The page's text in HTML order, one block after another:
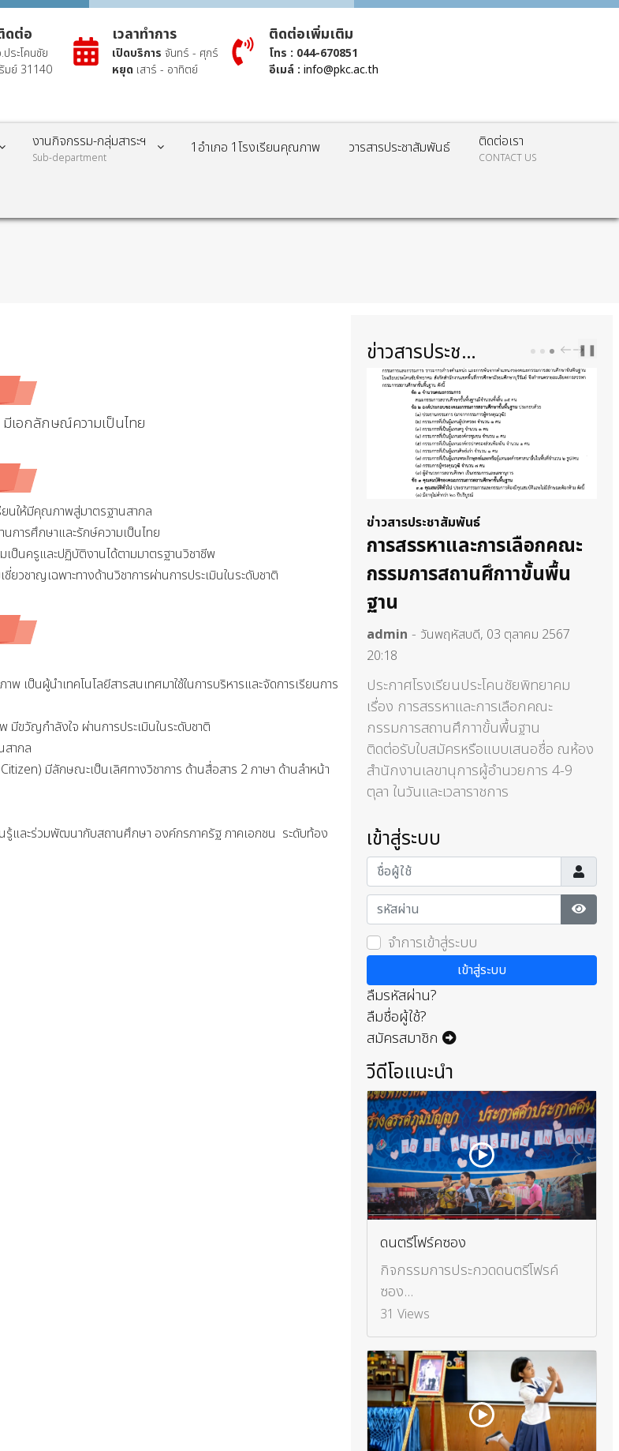
ดต่อ
ระโคนชัย
มย์ 31140
เวลาทำการ
เปิดบริการ จันทร์ - ศุกร์
หยุด เสาร์ - อาทิตย์
ติดต่อเพิ่มเติม
โทร : 044-670851
อีเมล์ : info@pkc.ac.th
งานกิจกรรม-กลุ่มสาระฯ
Sub-department
1อำเภอ 1โรงเรียนคุณภาพ วารสารประชาสัมพันธ์ ติดต่อเรา
CONTACT US
มีเอกลักษณ์ความเป็นไทย
นให้มีคุณภาพสู่มาตรฐานสากล
การศึกษาและรักษ์ความเป็นไทย
รูและปฏิบัติงานได้ตามมาตรฐานวิชาชีพ
าะทางด้านวิชาการผ่านการประเมินในระดับชาติ
ลยีสารสนเทศมาใช้ในการบริหารและจัดการเรียนการ
ผ่านการประเมินในระดับชาติ
กล
นเลิศทางวิชาการ ด้านสื่อสาร 2 ภาษา ด้านลำหน้า
บสถานศึกษา องค์กรภาครัฐ ภาคเอกชน ระดับท้อง
ข่าวสารประชาสัมพันธ์ PREV
NEXT
❚❚
า ม.1 ม.4
นาคม 2568 21:24
เรียนมัธยม ที่จะจัด
นมัธยมศึกษาปีที่ 1
อน จนกว่า สพฐ. จะ
ข่าวสารประชาสัมพันธ์
ประกาศผลการสรรหา
กรรมการผู้แทนพระภิกษุสงฆ์
โรงเรียนประโคนชัยพิทยาคม ประกาศผล
และหรือผู้แทนองค์กรศาสนาอื่นในพื้นที่
ข่าวสารประชาสัมพันธ์
การสรรหาและการเลือกคณะ
กรรมการสถานศึกาาขั้นพื้น
ฐาน
admin - วันพฤหัสบดี, 03 ตุลาคม 2567
20:18
ประกาศโรงเรียนประโคนชัยพิทยาคม
เรื่อง การสรรหาและการเลือกคณะ
กรรมการสถานศึกาาขั้นพื้นฐาน
ติดต่อรับใบสมัครหรือแบบเสนอชื่อ ณห้อง
สำนักงานเลขานุการผู้อำนวยการ 4-9
ตุลา ในวันและเวลาราชการ
เข้าสู่ระบบ
ชื่อผู้ใช้
รหัสผ่าน
แสดงร
จำการเข้าสู่ระบบ
เข้าสู่ระบบ
ลืมรหัสผ่าน?
ลืมชื่อผู้ใช้?
สมัครสมาชิก
วีดีโอแนะนำ
ดนตรีโฟร์คซอง
กิจกรรมการประกวดดนตรีโฟรค์
ซอง...
31 Views